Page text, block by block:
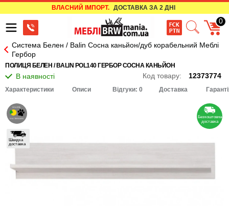
ВЛАСНИЙ ІМПОРТ. ДОСТАВКА ЗА 2 ДНІ
0
Система Белен / Balin Сосна каньйон/дуб корабельний Меблі
Гербор
ПОЛИЦЯ БЕЛЕН / BALIN POL140 ГЕРБОР СОСНА КАНЬЙОН
Код товару: 12373774
Характеристики Описи Відгуки: 0 Доставка